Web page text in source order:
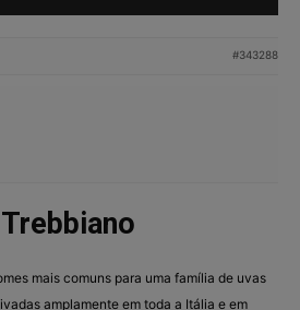
#343288
Trebbiano
mais comuns para uma família de uvas
amplamente em toda a Itália e em